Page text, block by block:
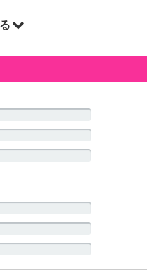
応・自動オン・自動消灯オ
！
感センサーで防犯にも最適！